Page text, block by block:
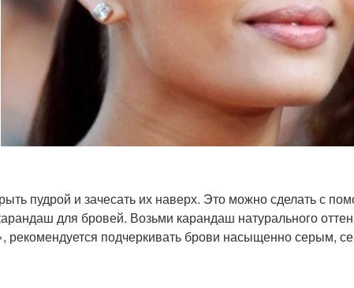
пудрой и зачесать их наверх. Это можно сделать с
для бровей. Возьми карандаш натурального
рекомендуется подчеркивать брови насыщенно серым,